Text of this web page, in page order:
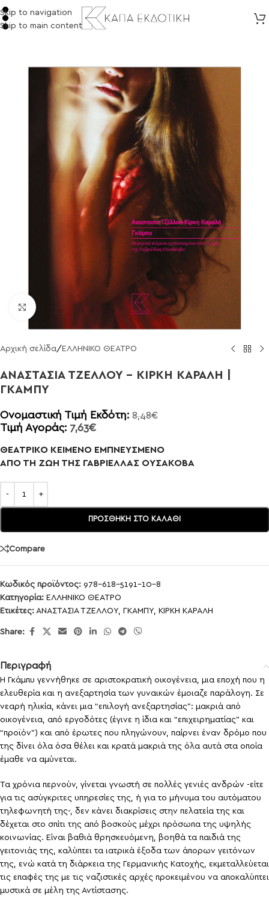
Skip to navigation
Skip to main content
Click to enlarge
Αρχική σελίδα/ ΕΛΛΗΝΙΚΟ ΘΕΑΤΡΟ
ΑΝΑΣΤΑΣΙΑ ΤΖΕΛΛΟΥ – ΚΙΡΚΗ ΚΑΡΑΛΗ |
ΓΚΑΜΠΥ
Ονομαστική Τιμή Εκδότη: 8,48€
Τιμή Αγοράς: 7,63€
ΘΕΑΤΡΙΚΟ ΚΕΙΜΕΝΟ ΕΜΠΝΕΥΣΜΕΝΟ
ΑΠΟ ΤΗ ΖΩΗ ΤΗΣ ΓΑΒΡΙΕΛΛΑΣ ΟΥΣΑΚΟΒΑ
ΠΡΟΣΘΉΚΗ ΣΤΟ ΚΑΛΆΘΙ
Compare
Κωδικός προϊόντος: 978-618-5191-10-8
Κατηγορία: ΕΛΛΗΝΙΚΟ ΘΕΑΤΡΟ
Ετικέτες: ΑΝΑΣΤΑΣΙΑ ΤΖΕΛΛΟΥ, ΓΚΑΜΠΥ, ΚΙΡΚΗ ΚΑΡΑΛΗ
Share:
Περιγραφή
Η Γκάμπυ γεννήθηκε σε αριστοκρατική οικογένεια, μια εποχή που η
ελευθερία και η ανεξαρτησία των γυναικών έμοιαζε παράλογη. Σε
νεαρή ηλικία, κάνει μια “επιλογή ανεξαρτησίας”: μακριά από
οικογένεια, από εργοδότες (έγινε η ίδια και “επιχειρηματίας” και
“προϊόν”) και από έρωτες που πληγώνουν, παίρνει έναν δρόμο που
της δίνει όλα όσα θέλει και κρατά μακριά της όλα αυτά στα οποία
έμαθε να αμύνεται.
Τα χρόνια περνούν, γίνεται γνωστή σε πολλές γενιές ανδρών -είτε
για τις ασύγκριτες υπηρεσίες της, ή για το μήνυμα του αυτόματου
τηλεφωνητή της-, δεν κάνει διακρίσεις στην πελατεία της και
δέχεται στο σπίτι της από βοσκούς μέχρι πρόσωπα της υψηλής
κοινωνίας. Είναι βαθιά θρησκευόμενη, βοηθά τα παιδιά της
γειτονιάς της, καλύπτει τα ιατρικά έξοδα των άπορων γειτόνων
της, ενώ κατά τη διάρκεια της Γερμανικής Κατοχής, εκμεταλλεύεται
τις επαφές της με τις ναζιστικές αρχές προκειμένου να αποκαλύπτει
μυστικά σε μέλη της Αντίστασης.